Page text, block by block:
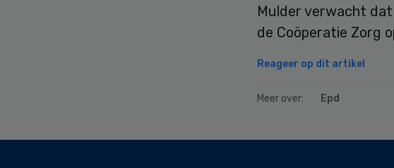
Mulder verwacht dat
de Coöperatie Zorg
Reageer op dit artikel
Meer over: Epd